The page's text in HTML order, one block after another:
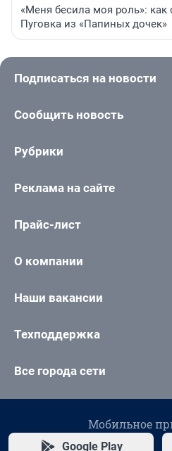
«Меня бесила моя роль»: как
Пуговка из «Папиных дочек»
Подписаться на новости
Сообщить новость
Рубрики
Реклама на сайте
Прайс-лист
О компании
Наши вакансии
Техподдержка
Все города сети
Мобильное
Google Play